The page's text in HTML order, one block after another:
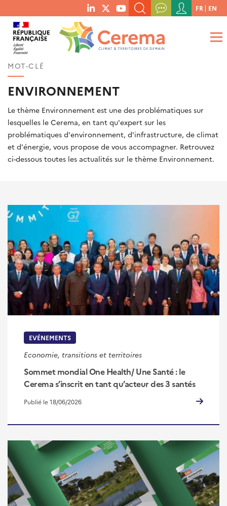
menu
social
links
RECHERCHER UN MOT-CLÉ, UNE PUBLICATION, ETC.
QUE RECHERCHEZ-VOUS ?
Menu
du
compte
de
FR EN
MOT-CLÉ
ENVIRONNEMENT
Le thème Environnement est une des problématiques sur
lesquelles le Cerema, en tant qu'expert sur les
problématiques d'environnement, d'infrastructure, de climat
et d'énergie, vous propose de vous accompagner. Retrouvez
ci-dessous toutes les actualités sur le thème Environnement.
EVÉNEMENTS
Economie, transitions et territoires
Sommet mondial One Health/ Une Santé : le
Cerema s’inscrit en tant qu’acteur des 3 santés
Publié le 18/06/2026